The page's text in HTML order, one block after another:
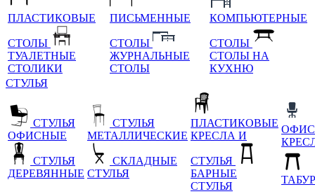
ПЛАСТИКОВЫЕ
СТОЛЫ
ТУАЛЕТНЫЕ
СТОЛИКИ
ПИСЬМЕННЫЕ
СТОЛЫ
ЖУРНАЛЬНЫЕ
СТОЛЫ
КОМПЬЮТЕРНЫЕ
СТОЛЫ
СТОЛЫ НА
КУХНЮ
СТУЛЬЯ
СТУЛЬЯ
ОФИСНЫЕ
СТУЛЬЯ
ДЕРЕВЯННЫЕ
СТУЛЬЯ
МЕТАЛЛИЧЕСКИЕ
СКЛАДНЫЕ
СТУЛЬЯ
ПЛАСТИКОВЫЕ
КРЕСЛА И
СТУЛЬЯ
БАРНЫЕ
СТУЛЬЯ